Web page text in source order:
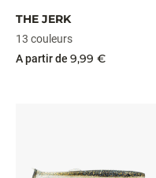
THE JERK
13 couleurs
A partir de 9,99 €